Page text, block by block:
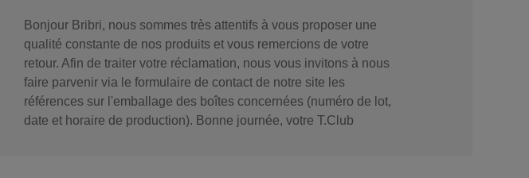
Bonjour Bribri, nous sommes très attentifs à vous proposer une
qualité constante de nos produits et vous remercions de votre
retour. Afin de traiter votre réclamation, nous vous invitons à nous
faire parvenir via le formulaire de contact de notre site les
références sur l'emballage des boîtes concernées (numéro de lot,
date et horaire de production). Bonne journée, votre T.Club